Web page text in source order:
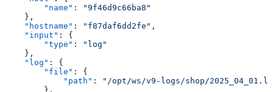
        "name"
:
"9f46d9c66ba8"
    },
    "hostname"
: "f87daf6dd2fe" ,
    "input"
: {
        "type"
:
"log"
    },
    "log"
: {
        "file"
: {
            "path"
:
"/opt/ws/v9-logs/shop/
        },